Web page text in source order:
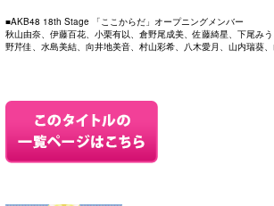
■AKB48 18th Stage 「ここからだ」オープニングメンバー
秋山由奈、伊藤百花、小栗有以、倉野尾成美、佐藤綺星、下尾み
野芹佳、水島美結、向井地美音、村山彩希、八木愛月、山内瑞葵